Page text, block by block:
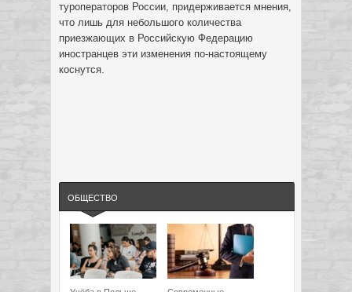
туроператоров России, придерживается мнения,
что лишь для небольшого количества
приезжающих в Российскую Федерацию
иностранцев эти изменения по-настоящему
коснутся.
ОБЩЕСТВО